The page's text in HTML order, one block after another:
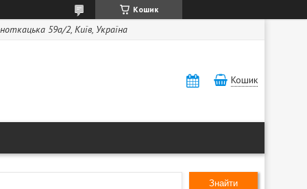
Кошик
59а/2, Київ, Україна
Кошик
Знайти